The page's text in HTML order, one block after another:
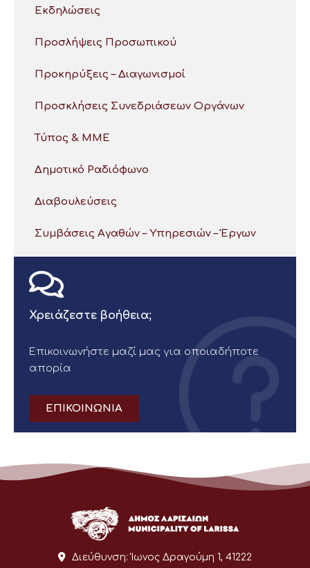
Εκδηλώσεις
Προσλήψεις Προσωπικού
Προκηρύξεις – Διαγωνισμοί
Προσκλήσεις Συνεδριάσεων Οργάνων
Τύπος & ΜΜΕ
Δημοτικό Ραδιόφωνο
Διαβουλεύσεις
Συμβάσεις Αγαθών – Υπηρεσιών – Έργων
Χρειάζεστε βοήθεια;
Επικοινωνήστε μαζί μας για οποιαδήποτε
απορία
ΕΠΙΚΟΙΝΩΝΙΑ
Διεύθυνση: Ίωνος Δραγούμη 1, 41222